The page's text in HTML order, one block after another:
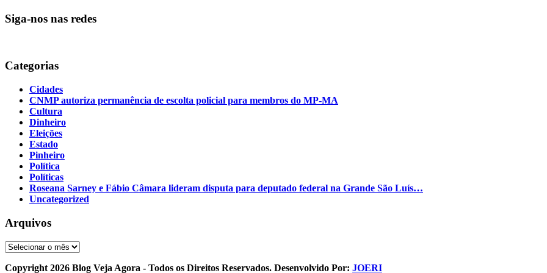
Siga-nos nas redes
Categorias
Cidades
CNMP autoriza permanência de escolta policial para membros do MP-MA
Cultura
Dinheiro
Eleições
Estado
Pinheiro
Política
Políticas
Roseana Sarney e Fábio Câmara lideram disputa para deputado federal na Grande São Luís…
Uncategorized
Arquivos
Arquivos
Copyright 2026 Blog Veja Agora - Todos os Direitos Reservados. Desenvolvido Por: JOERI